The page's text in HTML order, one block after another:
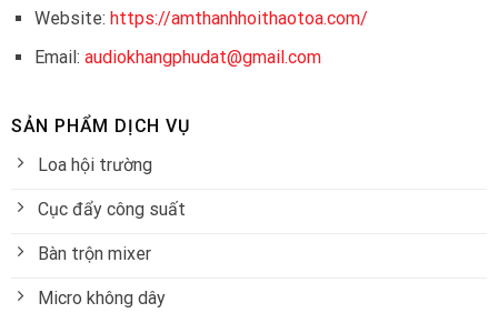
Website: https://amthanhhoithaotoa.com/
Email: audiokhangphudat@gmail.com
SẢN PHẨM DỊCH VỤ
Loa hội trường
Cục đẩy công suất
Bàn trộn mixer
Micro không dây